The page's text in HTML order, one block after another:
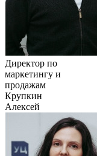
Директор по
маркетингу и
продажам
Крупкин
Алексей